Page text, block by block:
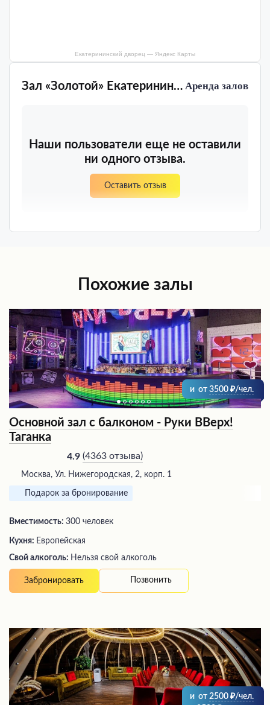
Зал «Золотой» Екатерининский дворец Аренда залов
Наши пользователи еще не оставили
ни одного отзыва.
Оставить отзыв
Екатерининский дворец — Яндекс Карты
Похожие залы
и от 3500 /чел.
Основной зал с балконом - Руки ВВерх!
Таганка
4.9 (4363 отзыва)
Москва, Ул. Нижегородская, 2, корп. 1
Подарок за бронирование
Вместимость: 300 человек
Кухня: Европейская
Свой алкоголь: Нельзя свой алкоголь
Забронировать Позвонить
и от 2500
/чел.